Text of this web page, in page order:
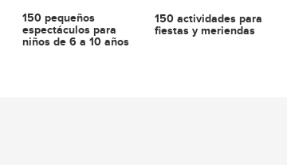
150 pequeños
espectáculos para
niños de 6 a 10 años
150 actividades para
fiestas y meriendas